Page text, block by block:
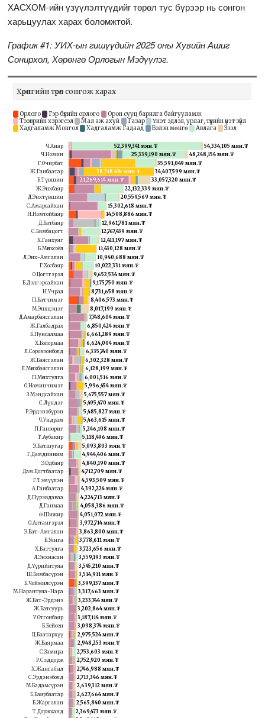
ХАСХОМ-ийн үзүүлэлтүүдийг төрөл тус бүрээр нь сонгон
харьцуулах харах боломжтой.
График #1: УИХ-ын гишүүдийн 2025 оны Хувийн Ашиг
Сонирхол, Хөрөнгө Орлогын Мэдүүлэг.